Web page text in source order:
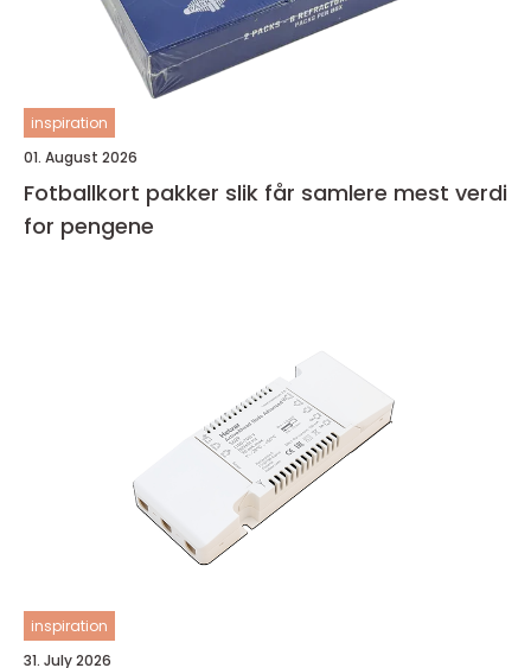
inspiration
01. August 2026
Fotballkort pakker slik får samlere mest verdi
for pengene
inspiration
31. July 2026